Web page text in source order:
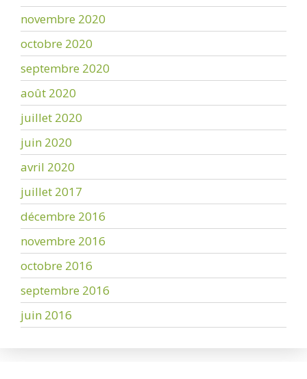
novembre 2020
octobre 2020
septembre 2020
août 2020
juillet 2020
juin 2020
avril 2020
juillet 2017
décembre 2016
novembre 2016
octobre 2016
septembre 2016
juin 2016